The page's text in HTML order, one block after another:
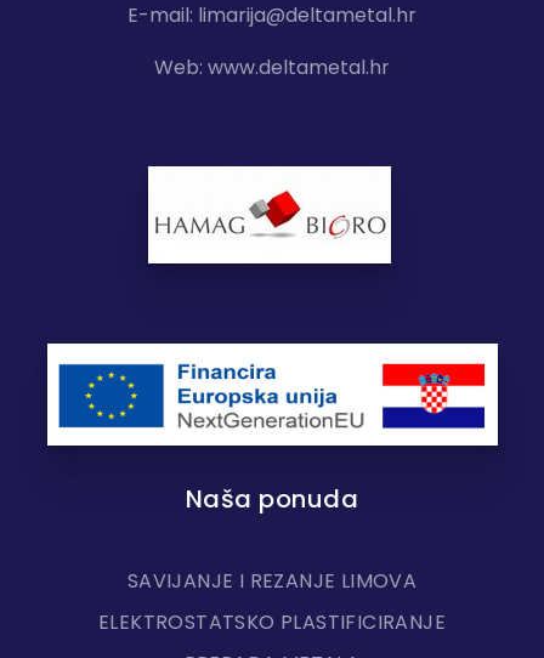
E-mail: limarija@deltametal.hr
Web: www.deltametal.hr
Naša ponuda
SAVIJANJE I REZANJE LIMOVA
ELEKTROSTATSKO PLASTIFICIRANJE